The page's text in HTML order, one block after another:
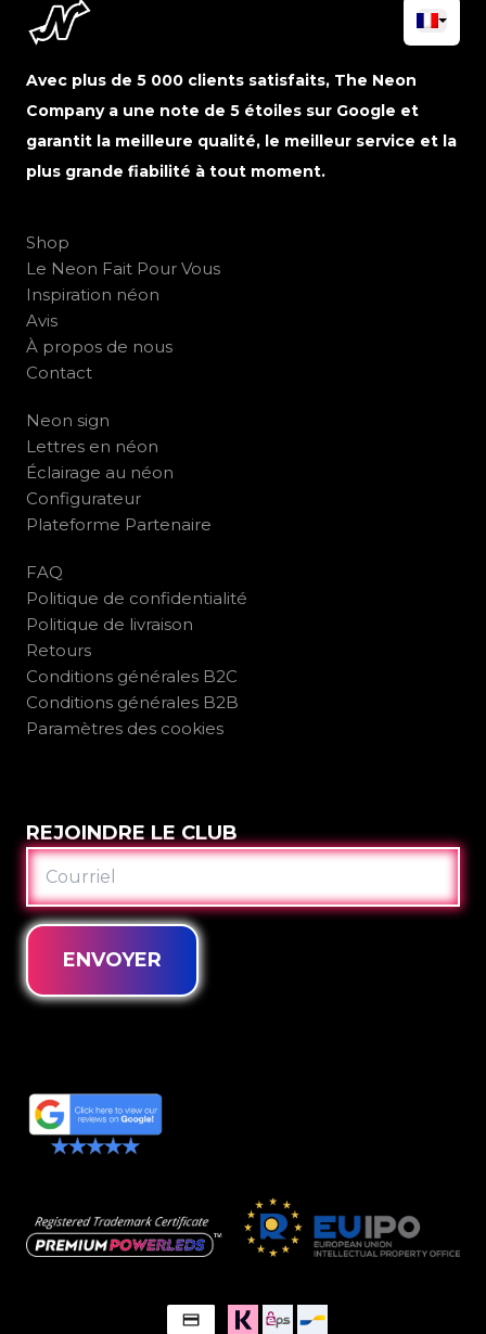
Avec plus de 5 000 clients satisfaits, The Neon
Company a une note de 5 étoiles sur Google et
garantit la meilleure qualité, le meilleur service et la
plus grande fiabilité à tout moment.
Shop
Le Neon Fait Pour Vous
Inspiration néon
Avis
À propos de nous
Contact
Neon sign
Lettres en néon
Éclairage au néon
Configurateur
Plateforme Partenaire
FAQ
Politique de confidentialité
Politique de livraison
Retours
Conditions générales B2C
Conditions générales B2B
Paramètres des cookies
REJOINDRE LE CLUB
COURRIEL
ENVOYER